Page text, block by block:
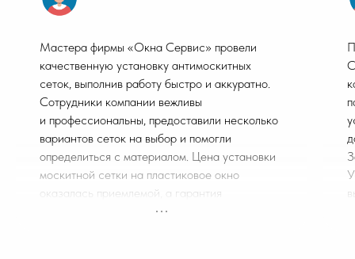
Мастера фирмы «Окна Сервис» провели
качественную установку антимоскитных
сеток, выполнив работу быстро и аккуратно.
Сотрудники компании вежливы
и профессиональны, предоставили несколько
вариантов сеток на выбор и помогли
определиться с материалом. Цена установки
москитной сетки на пластиковое окно
оказалась приемлемой, а гарантия
на работу — надёжной. Рекомендую